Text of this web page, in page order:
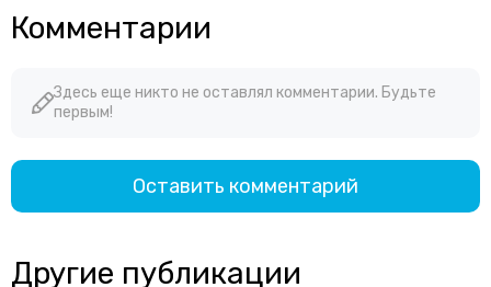
Комментарии
Здесь еще никто не оставлял комментарии. Будьте
первым!
Оставить комментарий
Другие публикации